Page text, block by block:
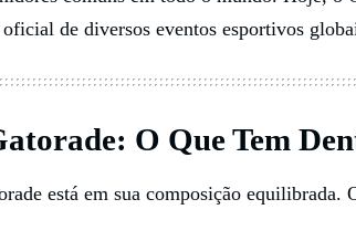
de diversos eventos esportivos
O Que Tem
está em sua composição equilibrada.